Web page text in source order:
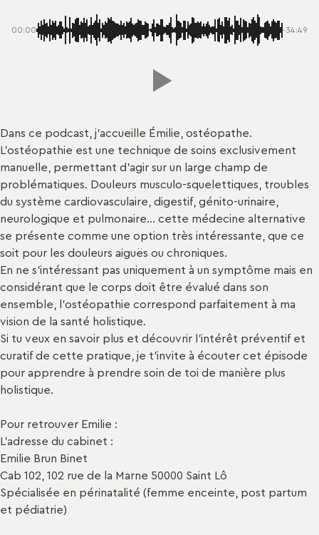
00:00 -34:49
Dans ce podcast, j’accueille Émilie, ostéopathe.
L’ostéopathie est une technique de soins exclusivement
manuelle, permettant d’agir sur un large champ de
problématiques. Douleurs musculo-squelettiques, troubles
du système cardiovasculaire, digestif, génito-urinaire,
neurologique et pulmonaire… cette médecine alternative
se présente comme une option très intéressante, que ce
soit pour les douleurs aiguës ou chroniques.
En ne s’intéressant pas uniquement à un symptôme mais en
considérant que le corps doit être évalué dans son
ensemble, l’ostéopathie correspond parfaitement à ma
vision de la santé holistique.
Si tu veux en savoir plus et découvrir l’intérêt préventif et
curatif de cette pratique, je t’invite à écouter cet épisode
pour apprendre à prendre soin de toi de manière plus
holistique.
Pour retrouver Emilie :
L’adresse du cabinet :
Emilie Brun Binet
Cab 102, 102 rue de la Marne 50000 Saint Lô
Spécialisée en périnatalité (femme enceinte, post partum
et pédiatrie)